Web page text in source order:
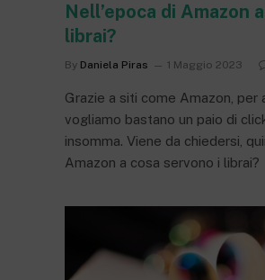
Nell’epoca di Amazon
librai?
By Daniela Piras 1 Maggio 2023
Grazie a siti come Amazon, per
vogliamo bastano un paio di
insomma. Viene da chiedersi,
Amazon a cosa servono i librai?